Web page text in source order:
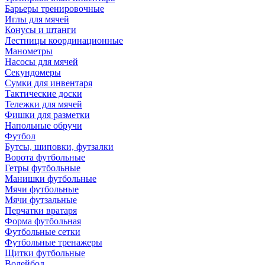
Барьеры тренировочные
Иглы для мячей
Конусы и штанги
Лестницы координационные
Манометры
Насосы для мячей
Секундомеры
Сумки для инвентаря
Тактические доски
Тележки для мячей
Фишки для разметки
Напольные обручи
Футбол
Бутсы, шиповки, футзалки
Ворота футбольные
Гетры футбольные
Манишки футбольные
Мячи футбольные
Мячи футзальные
Перчатки вратаря
Форма футбольная
Футбольные сетки
Футбольные тренажеры
Щитки футбольные